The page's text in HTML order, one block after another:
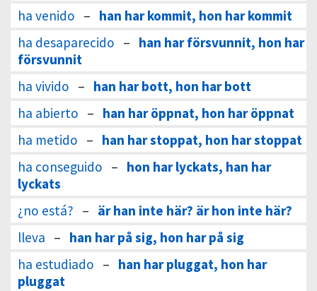
ha venido – han har kommit, hon har kommit
ha desaparecido – han har försvunnit, hon har
försvunnit
ha vivido – han har bott, hon har bott
ha abierto – han har öppnat, hon har öppnat
ha metido – han har stoppat, hon har stoppat
ha conseguido – hon har lyckats, han har
lyckats
¿no está? – är han inte här? är hon inte här?
lleva – han har på sig, hon har på sig
ha estudiado – han har pluggat, hon har
pluggat